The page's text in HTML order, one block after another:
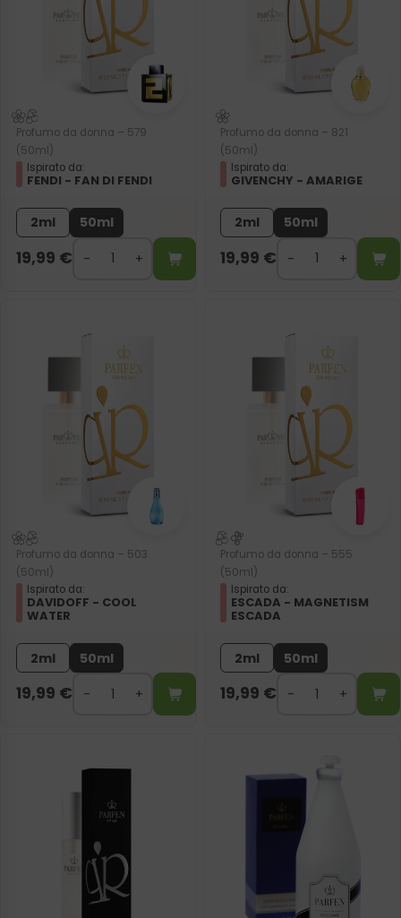
Profumo da donna – 579
(50ml)
Ispirato da:
FENDI - FAN DI FENDI
2ml 50ml
19,99 €
Profumo da donna – 821
(50ml)
Ispirato da:
GIVENCHY - AMARIGE
2ml 50ml
19,99 €
Profumo da donna – 503
(50ml)
Ispirato da:
DAVIDOFF - COOL
WATER
2ml 50ml
19,99 €
Profumo da donna – 555
(50ml)
Ispirato da:
ESCADA - MAGNETISM
ESCADA
2ml 50ml
19,99 €